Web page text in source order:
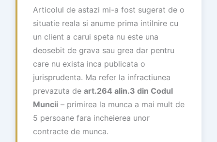
Articolul de astazi mi-a fost sugerat de o
situatie reala si anume prima intilnire cu
un client a carui speta nu este una
deosebit de grava sau grea dar pentru
care nu exista inca publicata o
jurisprudenta. Ma refer la infractiunea
prevazuta de art.264 alin.3 din Codul
Muncii – primirea la munca a mai mult de
5 persoane fara incheierea unor
contracte de munca.